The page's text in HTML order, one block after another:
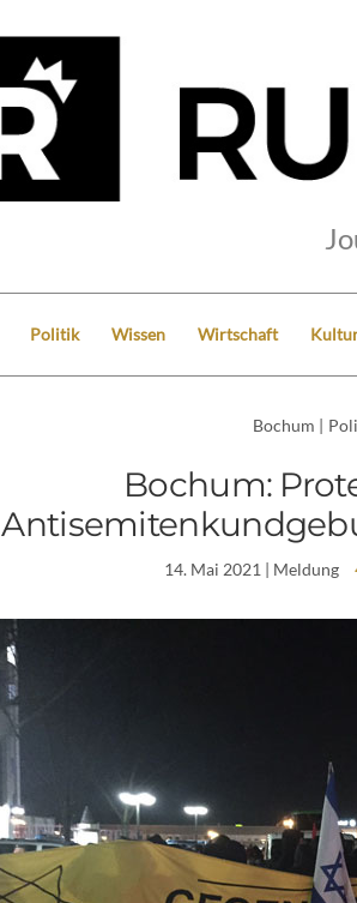
Politik Wissen Wirtschaft
Bochum |
Bochum:
14. Mai 2021 | Meldung